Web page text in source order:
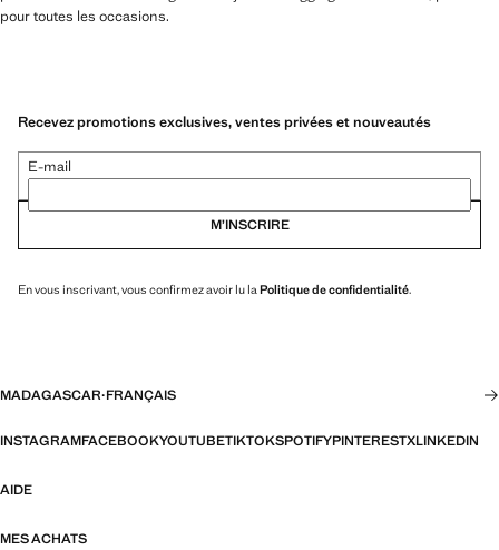
pour toutes les occasions.
Recevez promotions exclusives, ventes privées et nouveautés
E-mail
M’INSCRIRE
En vous inscrivant, vous confirmez avoir lu laPolitique de confidentialité.
MADAGASCAR·FRANÇAIS
INSTAGRAMFACEBOOKYOUTUBETIKTOKSPOTIFYPINTERESTXLINKEDIN
AIDE
MES ACHATS